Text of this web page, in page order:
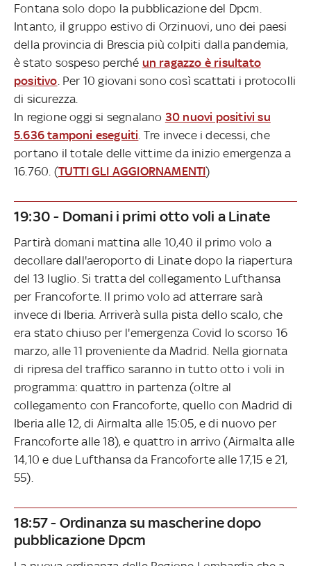
Fontana solo dopo la pubblicazione del Dpcm.
Intanto, il gruppo estivo di Orzinuovi, uno dei paesi
della provincia di Brescia più colpiti dalla pandemia,
è stato sospeso perché un ragazzo è risultato
positivo . Per 10 giovani sono così scattati i protocolli
di sicurezza.
In regione oggi si segnalano 30 nuovi positivi su
5.636 tamponi eseguiti . Tre invece i decessi, che
portano il totale delle vittime da inizio emergenza a
16.760. (TUTTI GLI AGGIORNAMENTI)
19:30 - Domani i primi otto voli a Linate
Partirà domani mattina alle 10,40 il primo volo a
decollare dall'aeroporto di Linate dopo la riapertura
del 13 luglio. Si tratta del collegamento Lufthansa
per Francoforte. Il primo volo ad atterrare sarà
invece di Iberia. Arriverà sulla pista dello scalo, che
era stato chiuso per l'emergenza Covid lo scorso 16
marzo, alle 11 proveniente da Madrid. Nella giornata
di ripresa del traffico saranno in tutto otto i voli in
programma: quattro in partenza (oltre al
collegamento con Francoforte, quello con Madrid di
Iberia alle 12, di Airmalta alle 15:05, e di nuovo per
Francoforte alle 18), e quattro in arrivo (Airmalta alle
14,10 e due Lufthansa da Francoforte alle 17,15 e 21,
55).
18:57 - Ordinanza su mascherine dopo
pubblicazione Dpcm